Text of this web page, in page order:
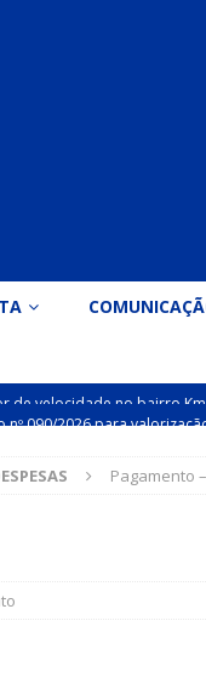
nº 090/2026 para
nº 089/2026 para
“Aluno Nota Dez”
Pagamento